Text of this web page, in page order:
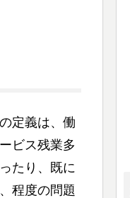
定義は、働
ビス残業多
たり、既に
程度の問題